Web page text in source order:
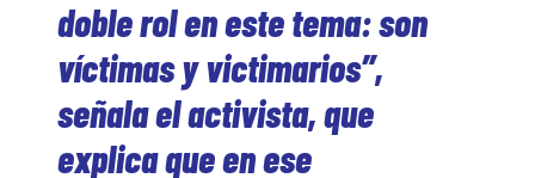
doble rol en este tema: son
víctimas y victimarios”,
señala el activista, que
explica que en ese